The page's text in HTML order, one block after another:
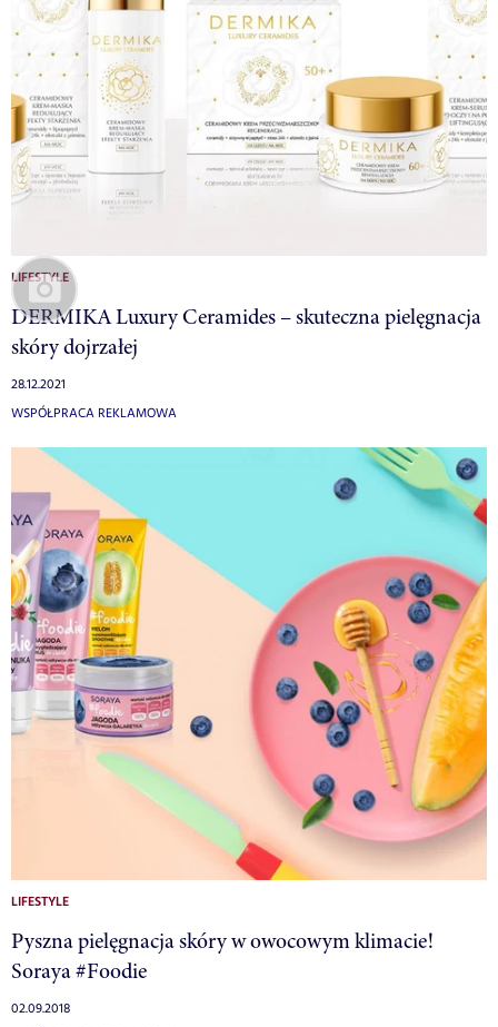
LIFESTYLE
DERMIKA Luxury Ceramides – skuteczna pielęgnacja
skóry dojrzałej
28.12.2021
WSPÓŁPRACA REKLAMOWA
LIFESTYLE
Pyszna pielęgnacja skóry w owocowym klimacie!
Soraya #Foodie
02.09.2018